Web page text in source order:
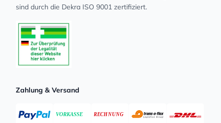
sind durch die Dekra ISO 9001 zertifiziert.
Zahlung & Versand